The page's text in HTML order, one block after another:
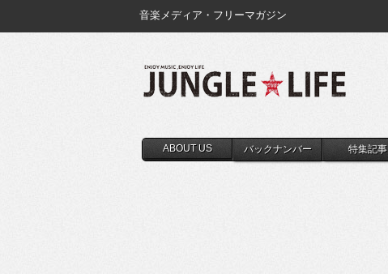
音楽メディア・フリーマガジン
ABOUT US バックナンバー 特集記事